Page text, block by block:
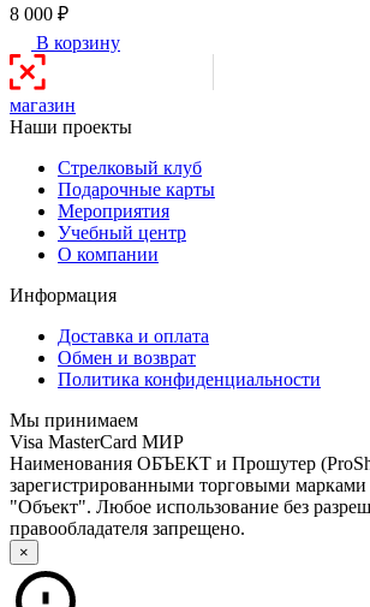
8 000 ₽
В корзину
магазин
Наши проекты
Стрелковый клуб
Подарочные карты
Мероприятия
Учебный центр
О компании
Информация
Доставка и оплата
Обмен и возврат
Политика конфиденциальности
Мы принимаем
Visa MasterCard МИР
Наименования ОБЪЕКТ и Прошутер
зарегистрированными торговыми марками
"Объект". Любое использование без
правообладателя запрещено.
×